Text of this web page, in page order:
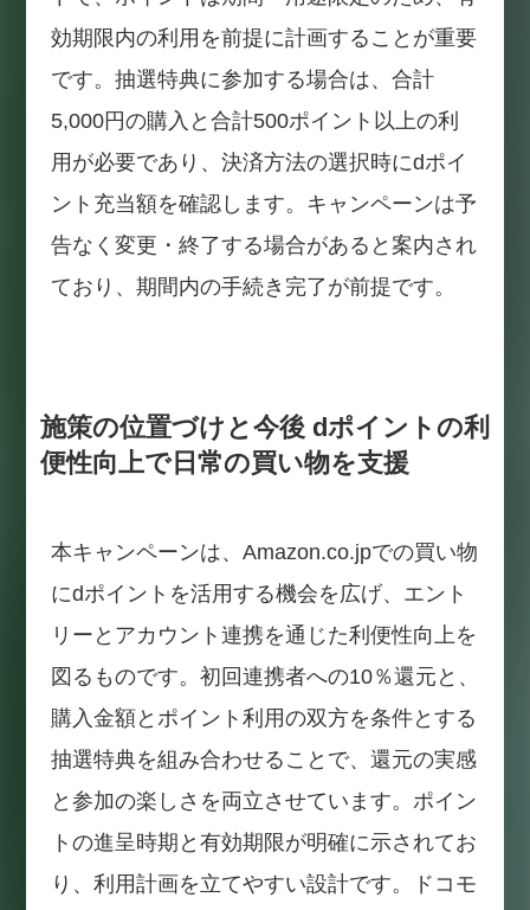
効期限内の利用を前提に計画することが重要
です。抽選特典に参加する場合は、合計
5,000円の購入と合計500ポイント以上の利
用が必要であり、決済方法の選択時にdポイ
ント充当額を確認します。キャンペーンは予
告なく変更・終了する場合があると案内され
ており、期間内の手続き完了が前提です。
施策の位置づけと今後 dポイントの利
便性向上で日常の買い物を支援
本キャンペーンは、Amazon.co.jpでの買い物
にdポイントを活用する機会を広げ、エント
リーとアカウント連携を通じた利便性向上を
図るものです。初回連携者への10％還元と、
購入金額とポイント利用の双方を条件とする
抽選特典を組み合わせることで、還元の実感
と参加の楽しさを両立させています。ポイン
トの進呈時期と有効期限が明確に示されてお
り、利用計画を立てやすい設計です。ドコモ